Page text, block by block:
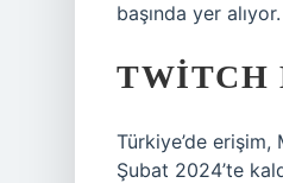
başında yer alıyor.
TWITCH
Türkiye’de
Şubat 2024’te